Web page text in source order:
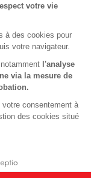
votre vie
à des cookies pour
votre navigateur.
l'analyse
via la mesure de
votre consentement à
des cookies situé
DONNÉES
what you want to